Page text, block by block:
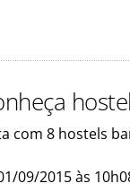
com 8 hostels
09/2015 às